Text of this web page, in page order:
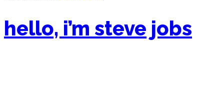
hello, i’m steve jobs